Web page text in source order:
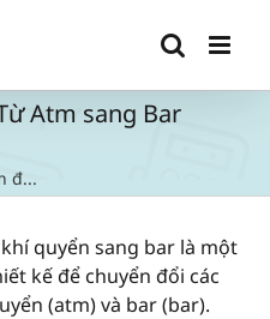
Atm sang Bar
đ...
quyển sang bar là một
kế để chuyển đổi các
(atm) và bar (bar).